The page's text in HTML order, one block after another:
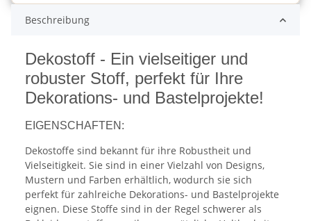
Beschreibung
Dekostoff - Ein vielseitiger und
robuster Stoff, perfekt für Ihre
Dekorations- und Bastelprojekte!
EIGENSCHAFTEN:
Dekostoffe sind bekannt für ihre Robustheit und
Vielseitigkeit. Sie sind in einer Vielzahl von Designs,
Mustern und Farben erhältlich, wodurch sie sich
perfekt für zahlreiche Dekorations- und Bastelprojekte
eignen. Diese Stoffe sind in der Regel schwerer als